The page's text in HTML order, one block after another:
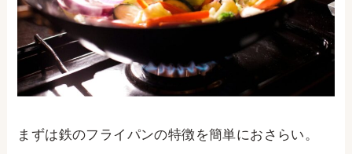
まずは鉄のフライパンの特徴を簡単におさらい。